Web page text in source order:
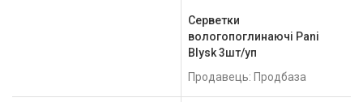
Серветки
вологопоглинаючі Pani
Blysk 3шт/уп
Продавець: Продбаза